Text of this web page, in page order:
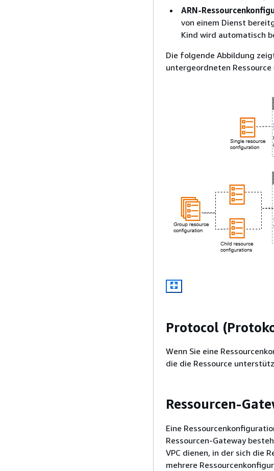
ARN-
von einem Dienst
Kind wird automatisch
Die folgende Abbildung
untergeordneten Ressource
Protocol
Wenn Sie eine
die die Ressource
Ressourcen-
Eine
Ressourcen-Gateway
VPC dienen, in der sich die
mehrere